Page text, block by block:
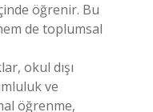
öğrenir. Bu
de toplumsal
okul dışı
ve
öğrenme,